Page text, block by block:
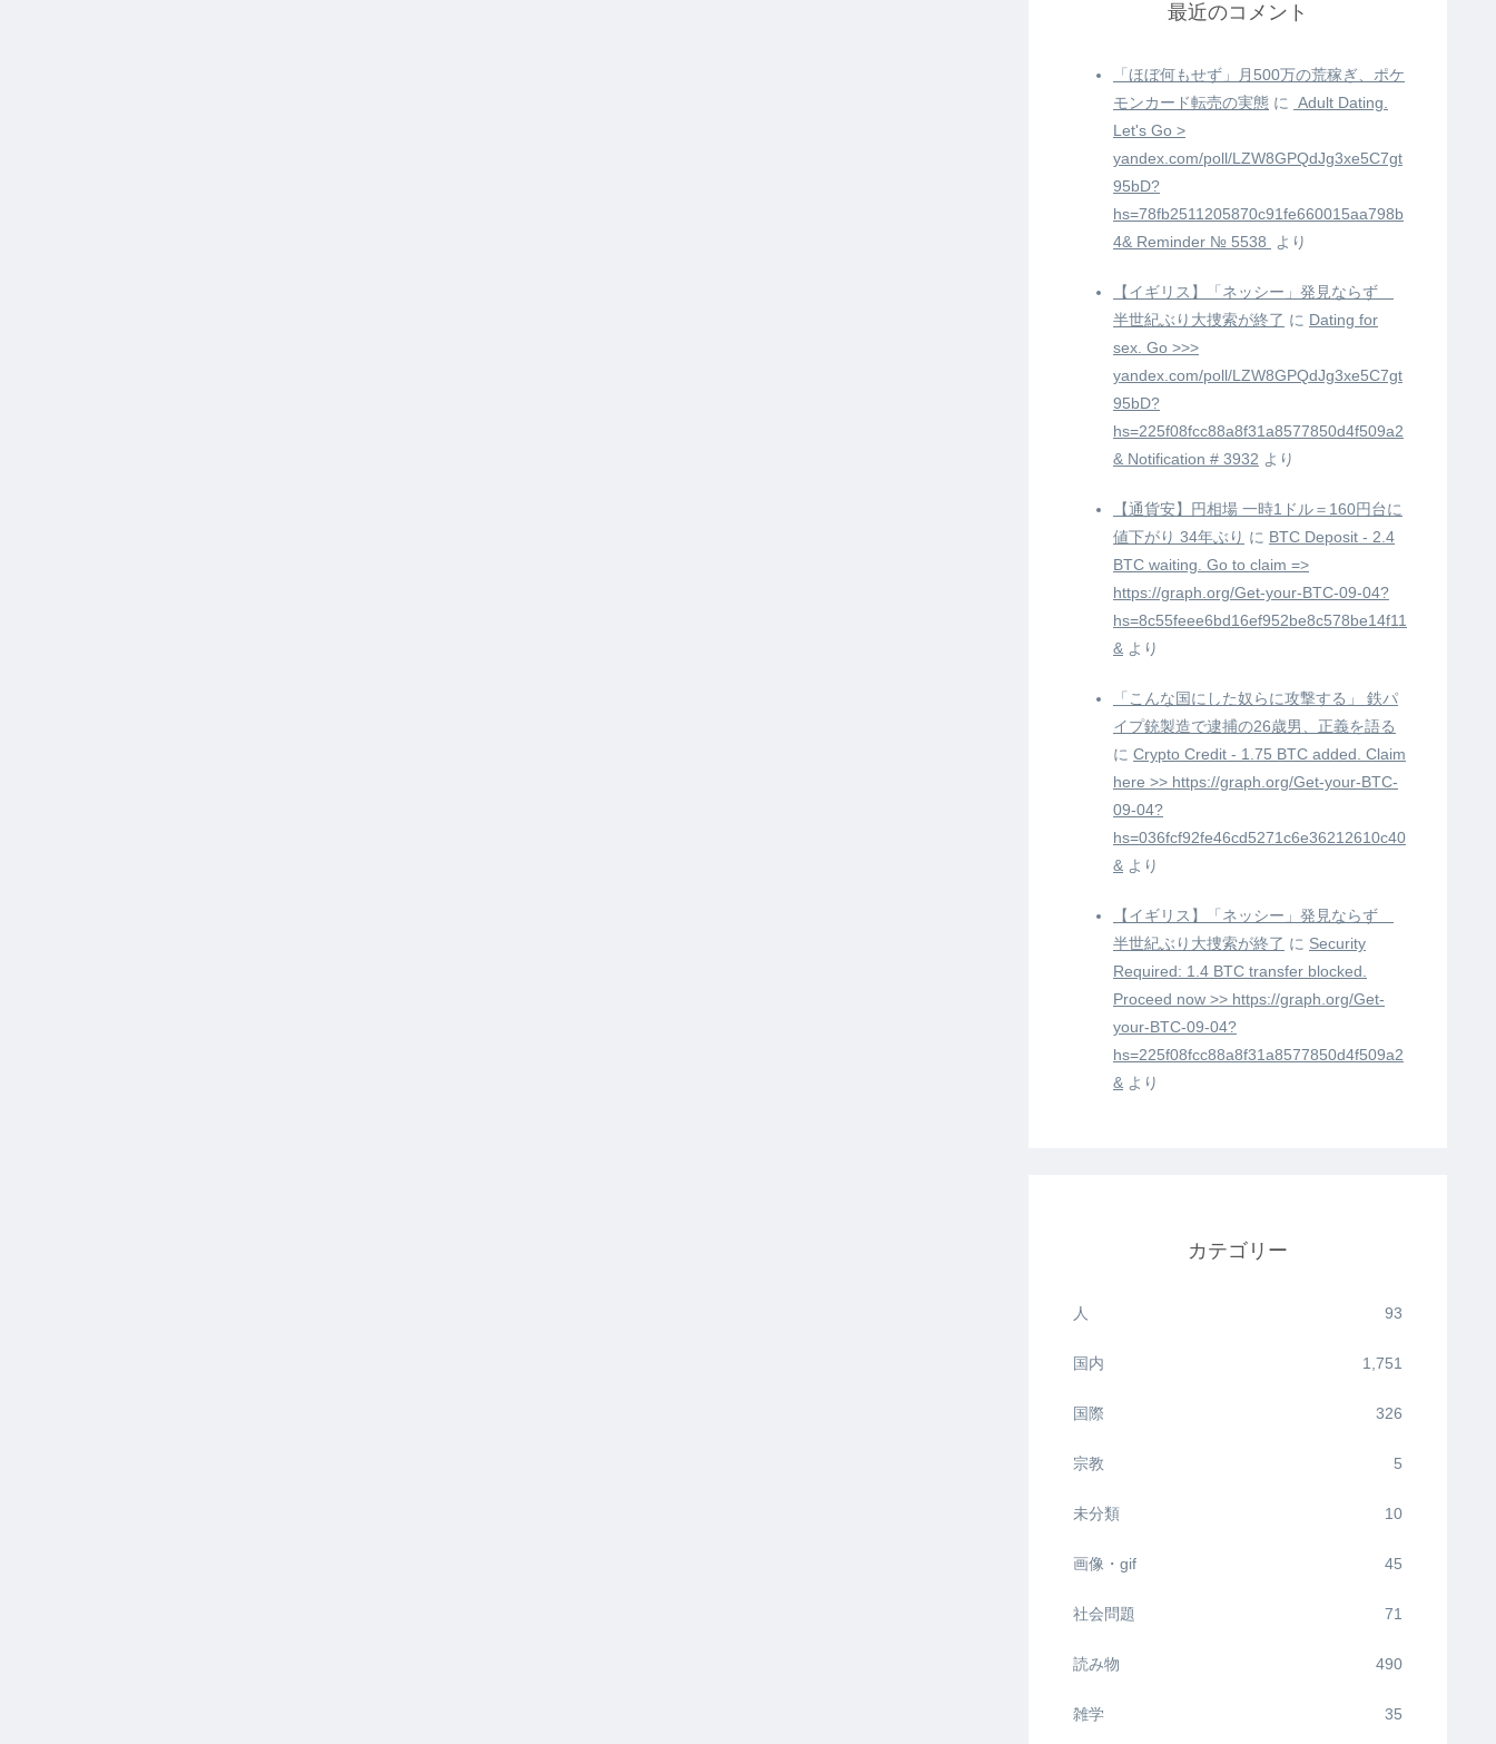
最近のコメント
「ほぼ何もせず」月500万の荒稼ぎ、ポケ
モンカード転売の実態 に
️ Adult Dating.
Let's Go >
yandex.com/poll/LZW8GPQdJg3xe5C7gt
95bD?
hs=78fb2511205870c91fe660015aa798b
4& Reminder № 5538 ️
より
【イギリス】「ネッシー」発見ならず
半世紀ぶり大捜索が終了 に Dating for
sex. Go >>>
yandex.com/poll/LZW8GPQdJg3xe5C7gt
95bD?
hs=225f08fcc88a8f31a8577850d4f509a2
& Notification # 3932 より
【通貨安】円相場 一時1ドル＝160円台に
値下がり 34年ぶり に BTC Deposit - 2.4
BTC waiting. Go to claim =>
https://graph.org/Get-your-BTC-09-04?
hs=8c55feee6bd16ef952be8c578be14f11
& より
「こんな国にした奴らに攻撃する」 鉄パ
イプ銃製造で逮捕の26歳男、正義を語る
に Crypto Credit - 1.75 BTC added. Claim
here >> https://graph.org/Get-your-BTC-
09-04?
hs=036fcf92fe46cd5271c6e36212610c40
& より
【イギリス】「ネッシー」発見ならず
半世紀ぶり大捜索が終了 に Security
Required: 1.4 BTC transfer blocked.
Proceed now >> https://graph.org/Get-
your-BTC-09-04?
hs=225f08fcc88a8f31a8577850d4f509a2
& より
カテゴリー
人 93
国内 1,751
国際 326
宗教 5
未分類 10
画像・gif 45
社会問題 71
読み物 490
雑学 35